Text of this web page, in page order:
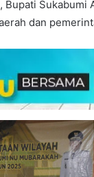
Bupati
dan